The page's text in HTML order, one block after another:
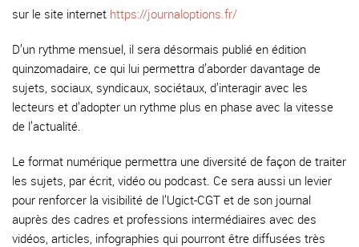
sur le site internet https://journaloptions.fr/
D’un rythme mensuel, il sera désormais publié en édition
quinzomadaire, ce qui lui permettra d’aborder davantage de
sujets, sociaux, syndicaux, sociétaux, d’interagir avec les
lecteurs et d’adopter un rythme plus en phase avec la vitesse
de l’actualité.
Le format numérique permettra une diversité de façon de traiter
les sujets, par écrit, vidéo ou podcast. Ce sera aussi un levier
pour renforcer la visibilité de l’Ugict-CGT et de son journal
auprès des cadres et professions intermédiaires avec des
vidéos, articles, infographies qui pourront être diffusées très